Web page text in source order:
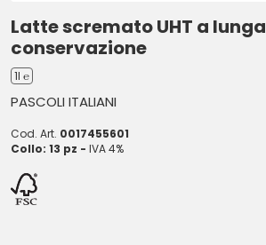
Latte scremato UHT a lunga
conservazione
1l ℮
PASCOLI ITALIANI
Cod. Art. 0017455601
Collo: 13 pz - IVA 4%